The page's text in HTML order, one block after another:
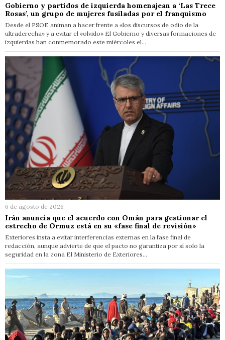
Gobierno y partidos de izquierda homenajean a ‘Las Trece
Rosas’, un grupo de mujeres fusiladas por el franquismo
Desde el PSOE animan a hacer frente a «los discursos de odio de la
ultraderecha» y a evitar el «olvido» El Gobierno y diversas formaciones de
izquierdas han conmemorado este miércoles el…
6 de agosto de 2026
Irán anuncia que el acuerdo con Omán para gestionar el
estrecho de Ormuz está en su «fase final de revisión»
Exteriores insta a evitar interferencias externas en la fase final de
redacción, aunque advierte de que el pacto no garantiza por sí solo la
seguridad en la zona El Ministerio de Exteriores…